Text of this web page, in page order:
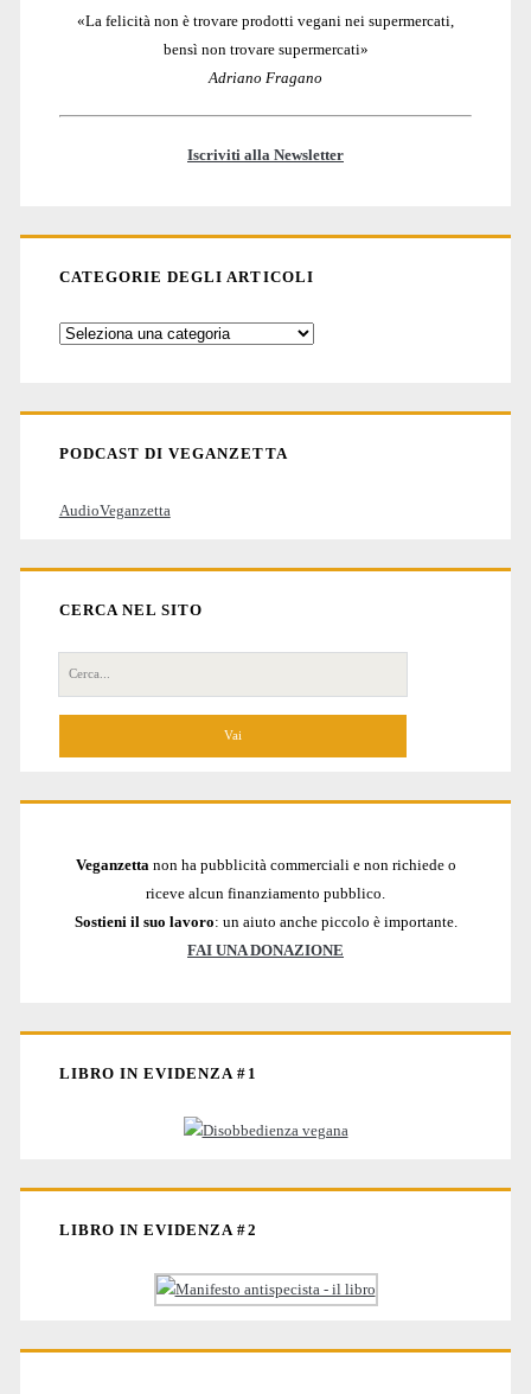
«La felicità non è trovare prodotti vegani nei supermercati,
bensì non trovare supermercati»
Adriano Fragano
Iscriviti alla Newsletter
CATEGORIE DEGLI ARTICOLI
Categorie
PODCAST DI VEGANZETTA
AudioVeganzetta
CERCA NEL SITO
Cerca
per:
Veganzetta non ha pubblicità commerciali e non richiede o
riceve alcun finanziamento pubblico.
Sostieni il suo lavoro: un aiuto anche piccolo è importante.
FAI UNA DONAZIONE
LIBRO IN EVIDENZA #1
LIBRO IN EVIDENZA #2